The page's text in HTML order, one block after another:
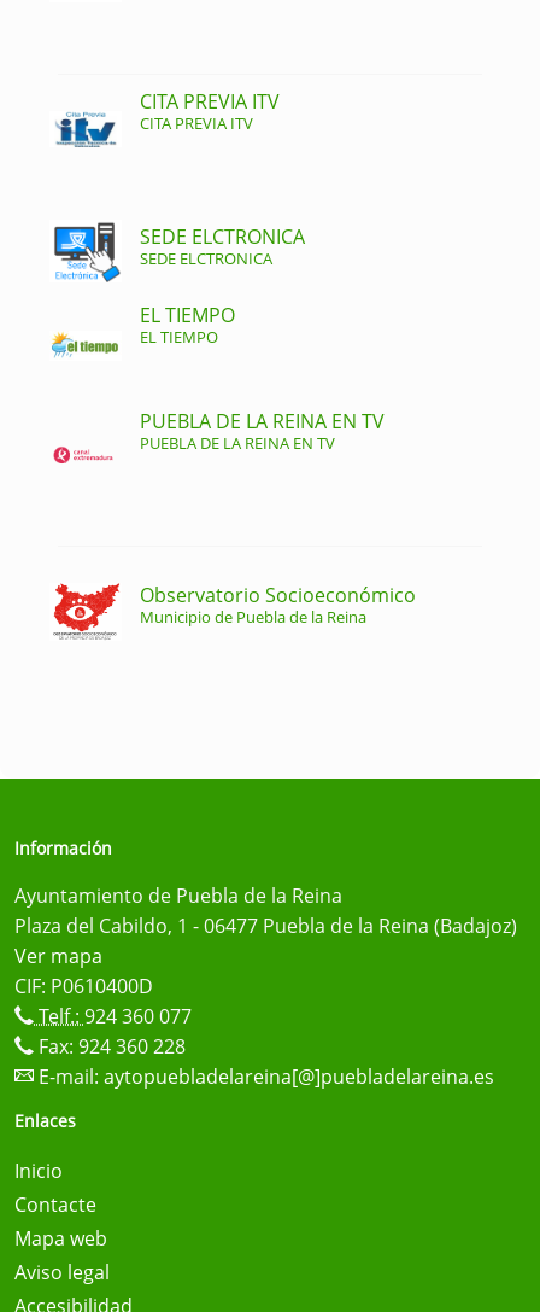
CITA PREVIA ITV
CITA PREVIA ITV
SEDE ELCTRONICA
SEDE ELCTRONICA
EL TIEMPO
EL TIEMPO
PUEBLA DE LA REINA EN TV
PUEBLA DE LA REINA EN TV
Observatorio Socioeconómico
Municipio de Puebla de la Reina
Información
Ayuntamiento de Puebla de la Reina
Plaza del Cabildo, 1 - 06477 Puebla de la Reina (Badajoz)
Ver mapa
CIF: P0610400D
Telf.: 924 360 077
Fax: 924 360 228
E-mail: aytopuebladelareina[@]puebladelareina.es
Enlaces
Inicio
Contacte
Mapa web
Aviso legal
Accesibilidad